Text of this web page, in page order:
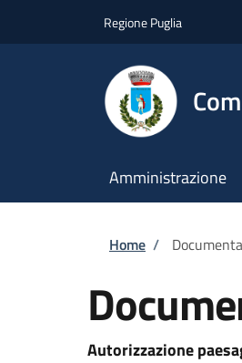
Regione Puglia
Amministrazione
Briciole
Home /
Autorizzazione